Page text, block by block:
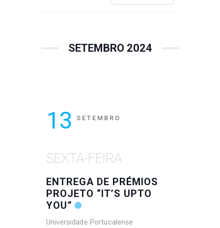
SETEMBRO 2024
13 SETEMBRO
SEXTA-FEIRA
ENTREGA DE PRÉMIOS
PROJETO “IT’S UPTO
YOU”
Universidade Portucalense